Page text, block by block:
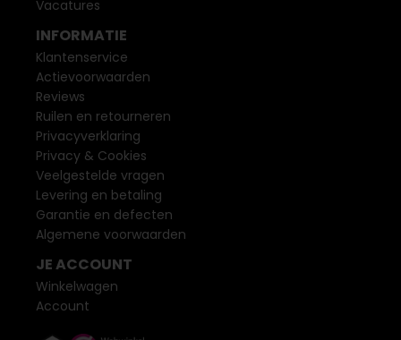
Vacatures
INFORMATIE
Klantenservice
Actievoorwaarden
Reviews
Ruilen en retourneren
Privacyverklaring
Privacy & Cookies
Veelgestelde vragen
Levering en betaling
Garantie en defecten
Algemene voorwaarden
JE ACCOUNT
Winkelwagen
Account